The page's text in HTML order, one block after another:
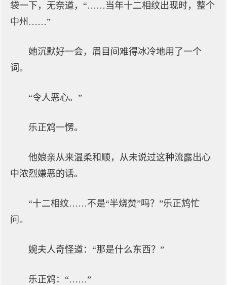
袋一下，无奈道，“……当年十二相纹出现时，整个
中州……”
她沉默好一会，眉目间难得冰冷地用了一个
词。
“令人恶心。”
乐正鸩一愣。
他娘亲从来温柔和顺，从未说过这种流露出心
中浓烈嫌恶的话。
“十二相纹……不是“半烧焚”吗？”乐正鸩忙
问。
婉夫人奇怪道：“那是什么东西？”
乐正鸩：“……”